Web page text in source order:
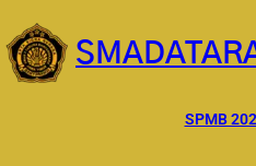
ke
konten
SPMB